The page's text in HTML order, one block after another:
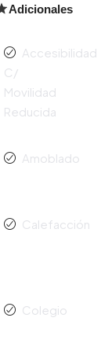
Adicionales
Accesibilidad
C/
Movilidad
Reducida
Amoblado
Calefacción
Colegio